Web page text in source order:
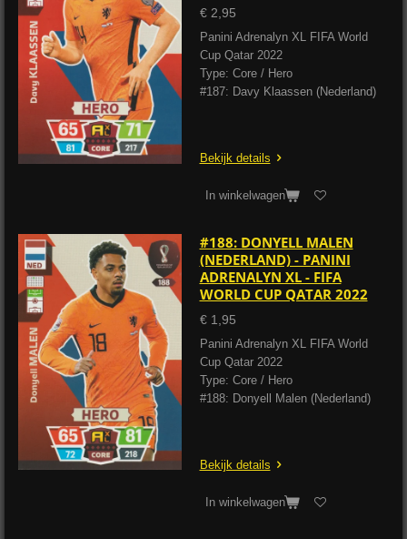
€ 2,95
Panini Adrenalyn XL FIFA World
Cup Qatar 2022
Type: Core / Hero
#187: Davy Klaassen (Nederland)
Bekijk details
In winkelwagen
#188: DONYELL MALEN
(NEDERLAND) - PANINI
ADRENALYN XL - FIFA
WORLD CUP QATAR 2022
€ 1,95
Panini Adrenalyn XL FIFA World
Cup Qatar 2022
Type: Core / Hero
#188: Donyell Malen (Nederland)
Bekijk details
In winkelwagen